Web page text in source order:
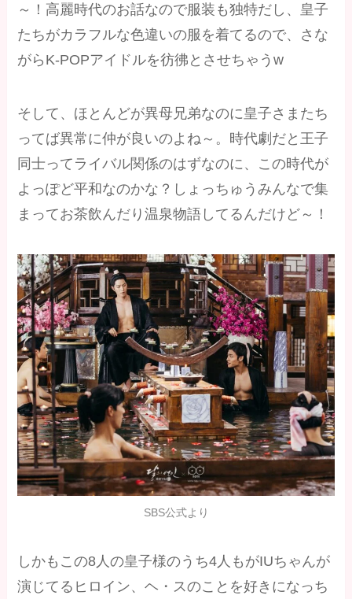
～！高麗時代のお話なので服装も独特だし、皇子
たちがカラフルな色違いの服を着てるので、さな
がらK-POPアイドルを彷彿とさせちゃうw
そして、ほとんどが異母兄弟なのに皇子さまたち
ってば異常に仲が良いのよね～。時代劇だと王子
同士ってライバル関係のはずなのに、この時代が
よっぽど平和なのかな？しょっちゅうみんなで集
まってお茶飲んだり温泉物語してるんだけど～！
SBS公式より
しかもこの8人の皇子様のうち4人もがIUちゃんが
演じてるヒロイン、ヘ・スのことを好きになっち